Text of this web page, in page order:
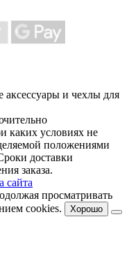
и чехлы для
каких условиях не
положениями
доставки
заказа.
сайта
просматривать
cookies.
Хорошо